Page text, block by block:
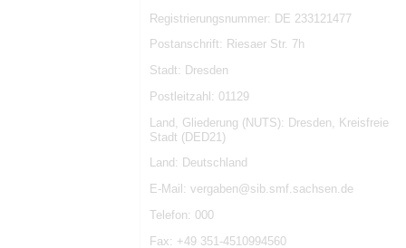
Registrierungsnummer: DE 233121477
Postanschrift: Riesaer Str. 7h
Stadt: Dresden
Postleitzahl: 01129
Land, Gliederung (NUTS): Dresden, Kreisfreie
Stadt (DED21)
Land: Deutschland
E-Mail: vergaben@sib.smf.sachsen.de
Telefon: 000
Fax: +49 351-4510994560